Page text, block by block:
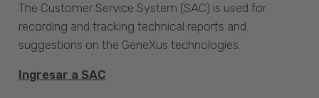
The Customer Service System (SAC) is used for
recording and tracking technical reports and
suggestions on the GeneXus technologies.
Ingresar a SAC